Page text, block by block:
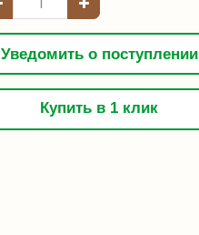
Уведомить о поступлении
Купить в 1 клик